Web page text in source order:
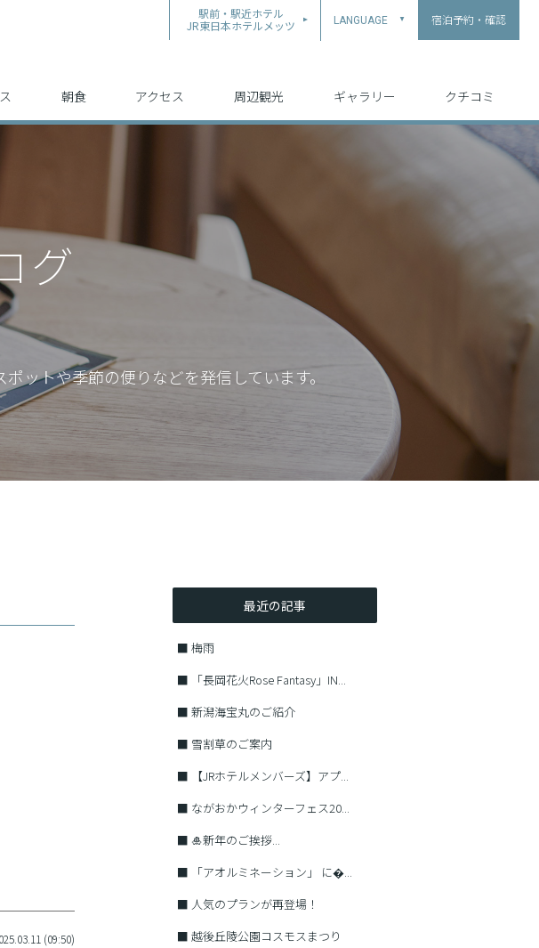
駅前・駅近ホテル
JR東日本ホテルメッツ
LANGUAGE ▲ 宿泊予約・確認
朝食 アクセス 周辺観光 ギャラリー クチコミ
グ
ットや季節の便りなどを発信しています。
(09:50)
最近の記事
■ 梅雨
■
「長岡花火Rose Fantasy」IN...
■ 新潟海宝丸のご紹介
■ 雪割草のご案内
■
【JRホテルメンバーズ】アプ...
■ ながおかウィンターフェス20...
■ 🎍新年のご挨拶...
■
「アオルミネーション」 に�...
■ 人気のプランが再登場！
■ 越後丘陵公園コスモスまつり